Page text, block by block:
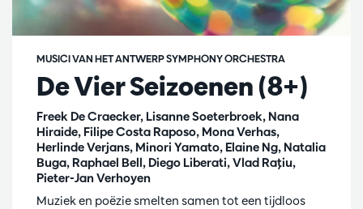
De Vier Seizoenen (8+)
Freek De Craecker, Lisanne Soeterbroek, Nana
Hiraide, Filipe Costa Raposo, Mona Verhas,
Herlinde Verjans, Minori Yamato, Elaine Ng, Natalia
Buga, Raphael Bell, Diego Liberati, Vlad Raţiu,
Pieter-Jan Verhoyen
MUSICI VAN HET ANTWERP SYMPHONY ORCHESTRA
Muziek en poëzie smelten samen tot een tijdloos